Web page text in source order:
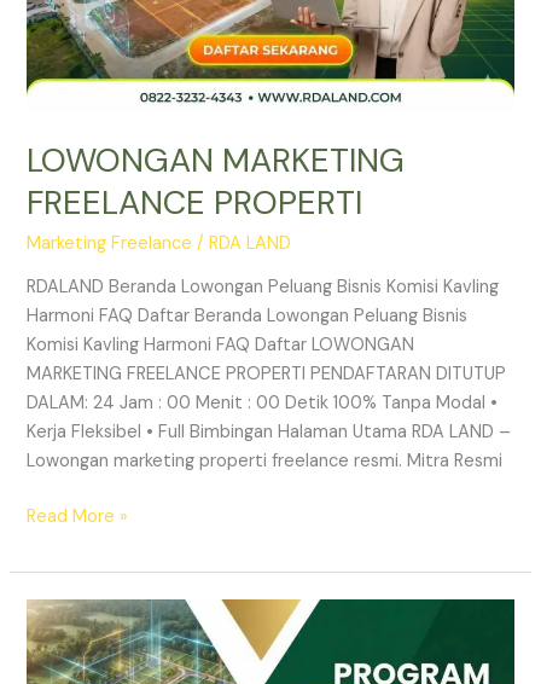
LOWONGAN MARKETING
FREELANCE PROPERTI
Marketing Freelance /RDA LAND
RDALAND Beranda Lowongan Peluang Bisnis Komisi Kavling
Harmoni FAQ Daftar Beranda Lowongan Peluang Bisnis
Komisi Kavling Harmoni FAQ Daftar LOWONGAN
MARKETING FREELANCE PROPERTI PENDAFTARAN DITUTUP
DALAM: 24 Jam : 00 Menit : 00 Detik 100% Tanpa Modal •
Kerja Fleksibel • Full Bimbingan Halaman Utama RDA LAND –
Lowongan marketing properti freelance resmi. Mitra Resmi
Read More »
DICARI
10
FREELANCE